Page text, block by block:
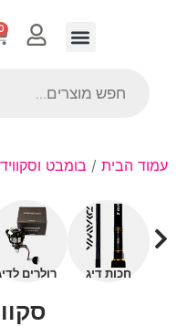
עמוד הבית / בומבט
חכות דיג רולרים